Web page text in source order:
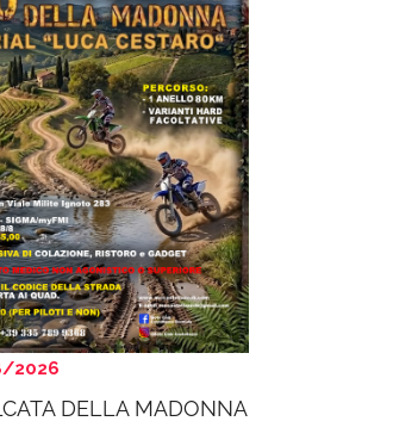
2026
DELLA MADONNA